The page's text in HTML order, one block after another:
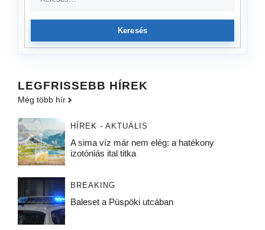
Keresés
LEGFRISSEBB HÍREK
Még több hír
HÍREK - AKTUÁLIS
A sima víz már nem elég: a hatékony
izotóniás ital titka
BREAKING
Baleset a Püspöki utcában